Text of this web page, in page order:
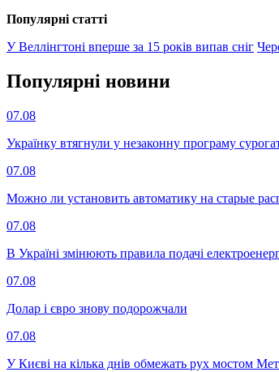
Популярнi статтi
У Веллінгтоні вперше за 15 років випав сніг
Популярнi новини
07.08
Українку втягнули у незаконну програму
07.08
Можно ли установить автоматику на старые
07.08
В Україні змінюють правила подачі
07.08
Долар і євро знову подорожчали
07.08
У Києві на кілька днів обмежать рух мостом